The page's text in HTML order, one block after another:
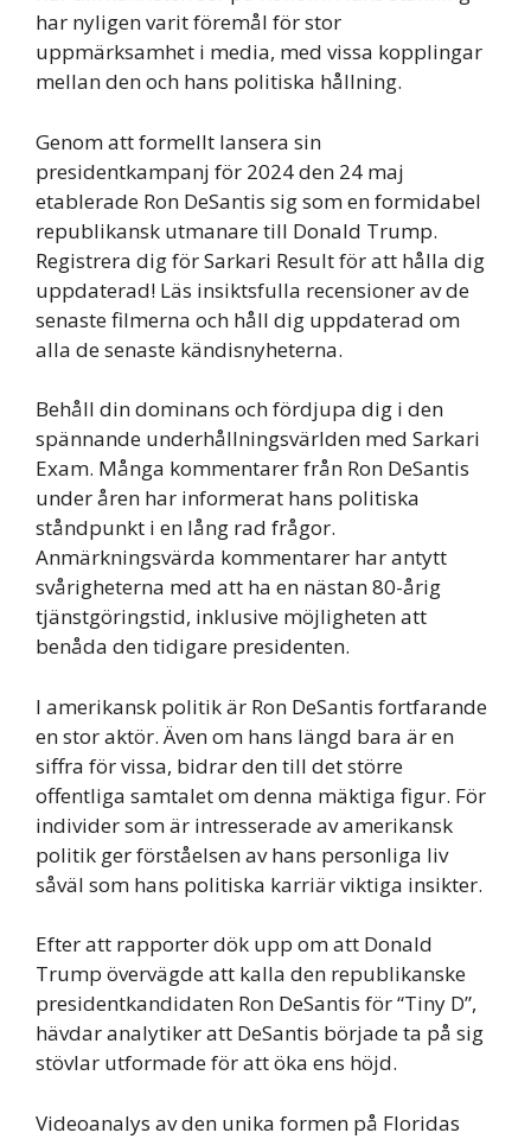
har nyligen varit föremål för stor
uppmärksamhet i media, med vissa kopplingar
mellan den och hans politiska hållning.
Genom att formellt lansera sin
presidentkampanj för 2024 den 24 maj
etablerade Ron DeSantis sig som en formidabel
republikansk utmanare till Donald Trump.
Registrera dig för Sarkari Result för att hålla dig
uppdaterad! Läs insiktsfulla recensioner av de
senaste filmerna och håll dig uppdaterad om
alla de senaste kändisnyheterna.
Behåll din dominans och fördjupa dig i den
spännande underhållningsvärlden med Sarkari
Exam. Många kommentarer från Ron DeSantis
under åren har informerat hans politiska
ståndpunkt i en lång rad frågor.
Anmärkningsvärda kommentarer har antytt
svårigheterna med att ha en nästan 80-årig
tjänstgöringstid, inklusive möjligheten att
benåda den tidigare presidenten.
I amerikansk politik är Ron DeSantis fortfarande
en stor aktör. Även om hans längd bara är en
siffra för vissa, bidrar den till det större
offentliga samtalet om denna mäktiga figur. För
individer som är intresserade av amerikansk
politik ger förståelsen av hans personliga liv
såväl som hans politiska karriär viktiga insikter.
Efter att rapporter dök upp om att Donald
Trump övervägde att kalla den republikanske
presidentkandidaten Ron DeSantis för “Tiny D”,
hävdar analytiker att DeSantis började ta på sig
stövlar utformade för att öka ens höjd.
Videoanalys av den unika formen på Floridas